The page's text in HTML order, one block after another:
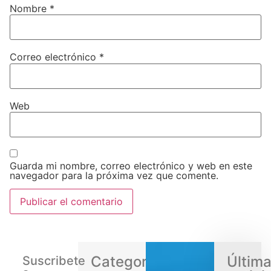
Nombre *
Correo electrónico *
Web
Guarda mi nombre, correo electrónico y web en este
navegador para la próxima vez que comente.
Suscribete Categorias